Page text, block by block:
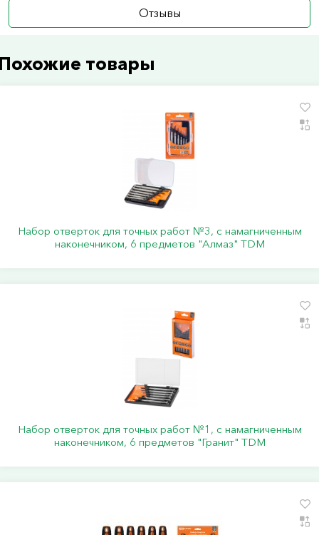
Отзывы
товары
Набор отверток для точных работ №3, с намагниченным
наконечником, 6 предметов "Алмаз" TDM
Набор отверток для точных работ №1, с намагниченным
наконечником, 6 предметов "Гранит" TDM